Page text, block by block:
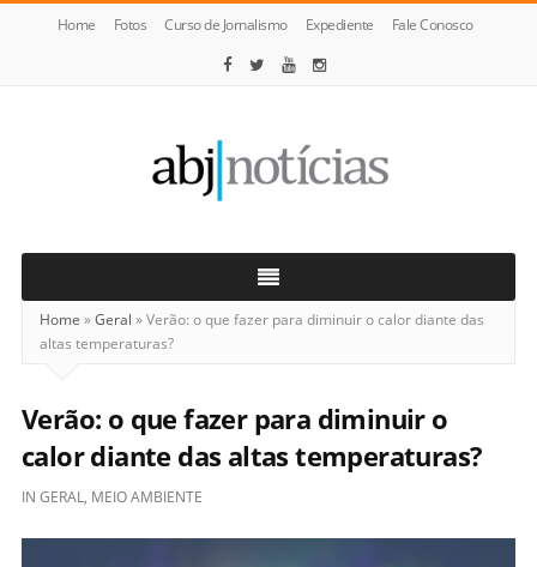
Home Fotos Curso de Jornalismo Expediente Fale Conosco
Notícias
Home »Geral »Verão: o que fazer para diminuir o calor diante das
altas temperaturas?
Verão: o que fazer para diminuir o
calor diante das altas temperaturas?
IN GERAL, MEIO AMBIENTE